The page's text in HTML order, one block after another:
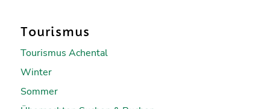
Tourismus
Tourismus Achental
Winter
Sommer